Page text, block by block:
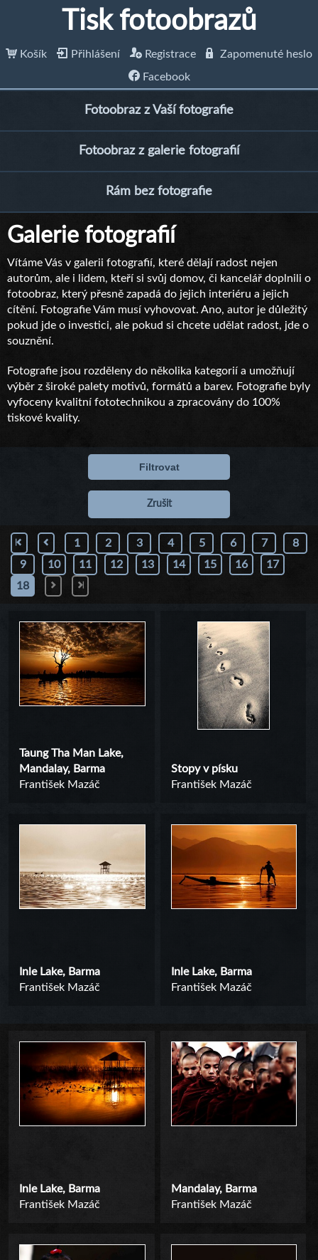
Tisk fotoobrazů
Košík Přihlášení Registrace
Zapomenuté heslo
Facebook
Fotoobraz z Vaší fotografie
Fotoobraz z galerie fotografií
Rám bez fotografie
Galerie fotografií
Vítáme Vás v galerii fotografií, které dělají radost nejen
autorům, ale i lidem, kteří si svůj domov, či kancelář doplnili o
fotoobraz, který přesně zapadá do jejich interiéru a jejich
cítění. Fotografie Vám musí vyhovovat. Ano, autor je důležitý
pokud jde o investici, ale pokud si chcete udělat radost, jde o
souznění.
Fotografie jsou rozděleny do několika kategorií a umožňují
výběr z široké palety motivů, formátů a barev. Fotografie byly
vyfoceny kvalitní fototechnikou a zpracovány do 100%
tiskové kvality.
Filtrovat
Zrušit
1 2 3 4 5 6 7
8
9
10 11 12 13 14 15 16
17
18
Taung Tha Man Lake,
Mandalay, Barma
František Mazáč
Stopy v písku
František Mazáč
Inle Lake, Barma
František Mazáč
Inle Lake, Barma
František Mazáč
Inle Lake, Barma
František Mazáč
Mandalay, Barma
František Mazáč